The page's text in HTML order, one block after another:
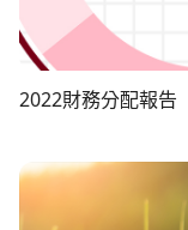
武昌1900世界和平
00姚芊嬅1800張香
800林甄敏1800王
00譚穎天1700劉*
0劉曉帆1200張家
00湯*1200紀蔚慈
2022財務分配報告